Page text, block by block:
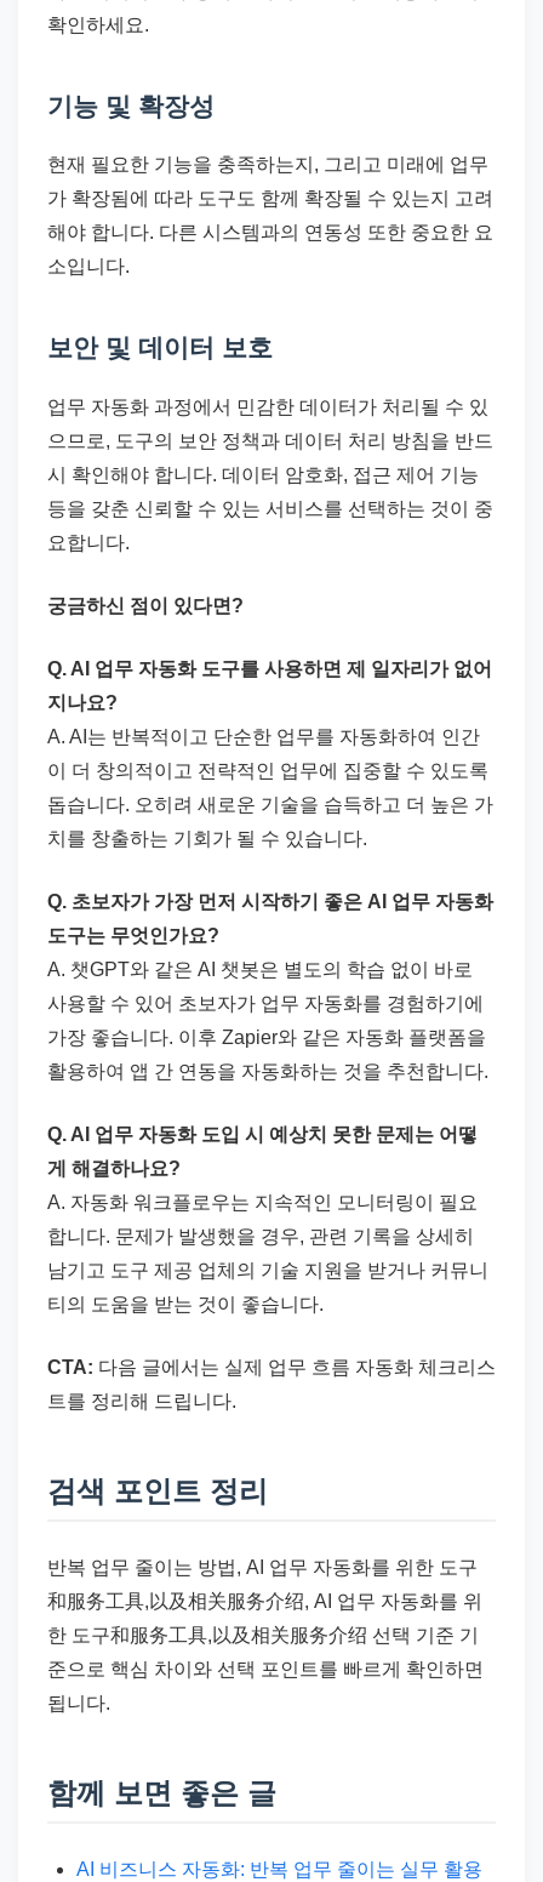
확인하세요.
기능 및 확장성
현재 필요한 기능을 충족하는지, 그리고 미래에 업무
가 확장됨에 따라 도구도 함께 확장될 수 있는지 고려
해야 합니다. 다른 시스템과의 연동성 또한 중요한 요
소입니다.
보안 및 데이터 보호
업무 자동화 과정에서 민감한 데이터가 처리될 수 있
으므로, 도구의 보안 정책과 데이터 처리 방침을 반드
시 확인해야 합니다. 데이터 암호화, 접근 제어 기능
등을 갖춘 신뢰할 수 있는 서비스를 선택하는 것이 중
요합니다.
궁금하신 점이 있다면?
Q. AI 업무 자동화 도구를 사용하면 제 일자리가 없어
지나요?
A. AI는 반복적이고 단순한 업무를 자동화하여 인간
이 더 창의적이고 전략적인 업무에 집중할 수 있도록
돕습니다. 오히려 새로운 기술을 습득하고 더 높은 가
치를 창출하는 기회가 될 수 있습니다.
Q. 초보자가 가장 먼저 시작하기 좋은 AI 업무 자동화
도구는 무엇인가요?
A. 챗GPT와 같은 AI 챗봇은 별도의 학습 없이 바로
사용할 수 있어 초보자가 업무 자동화를 경험하기에
가장 좋습니다. 이후 Zapier와 같은 자동화 플랫폼을
활용하여 앱 간 연동을 자동화하는 것을 추천합니다.
Q. AI 업무 자동화 도입 시 예상치 못한 문제는 어떻
게 해결하나요?
A. 자동화 워크플로우는 지속적인 모니터링이 필요
합니다. 문제가 발생했을 경우, 관련 기록을 상세히
남기고 도구 제공 업체의 기술 지원을 받거나 커뮤니
티의 도움을 받는 것이 좋습니다.
CTA: 다음 글에서는 실제 업무 흐름 자동화 체크리스
트를 정리해 드립니다.
검색 포인트 정리
반복 업무 줄이는 방법, AI 업무 자동화를 위한 도구
和服务工具,以及相关服务介绍, AI 업무 자동화를 위
한 도구和服务工具,以及相关服务介绍 선택 기준 기
준으로 핵심 차이와 선택 포인트를 빠르게 확인하면
됩니다.
함께 보면 좋은 글
AI 비즈니스 자동화: 반복 업무 줄이는 실무 활용